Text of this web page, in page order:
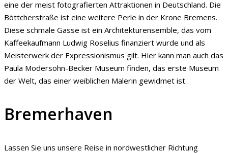
eine der meist fotografierten Attraktionen in Deutschland. Die
Böttcherstraße ist eine weitere Perle in der Krone Bremens.
Diese schmale Gasse ist ein Architekturensemble, das vom
Kaffeekaufmann Ludwig Roselius finanziert wurde und als
Meisterwerk der Expressionismus gilt. Hier kann man auch das
Paula Modersohn-Becker Museum finden, das erste Museum
der Welt, das einer weiblichen Malerin gewidmet ist.
Bremerhaven
Lassen Sie uns unsere Reise in nordwestlicher Richtung